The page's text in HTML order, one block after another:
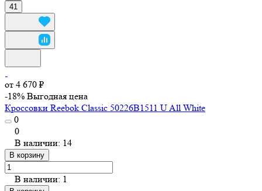
41
от 4 670 ₽
-18% Выгодная цена
Кроссовки Reebok Classic 50226B1511 U All White
0
0
В наличии: 14
В корзину
В наличии: 1